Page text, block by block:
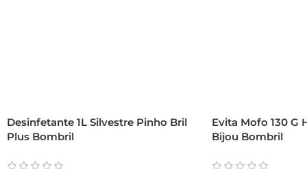
Desinfetante 1L Silvestre Pinho Bril
Plus Bombril
Evita Mofo 130 G
Bijou Bombril